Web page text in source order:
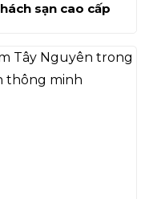
sạn cao cấp